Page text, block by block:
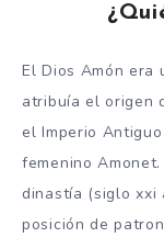
El Dios Amón
atribuía el origen
el Imperio
femenino
dinastía (siglo xxi
posición de